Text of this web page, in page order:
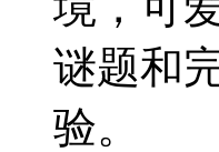
谜题和
验。